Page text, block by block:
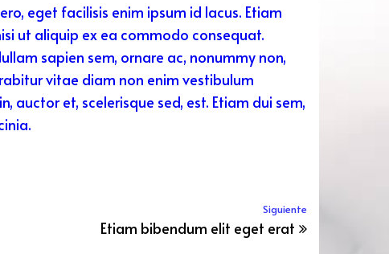
eget facilisis enim ipsum id lacus. Etiam
ut aliquip ex ea commodo consequat.
sapien sem, ornare ac, nonummy non,
vitae diam non enim vestibulum
et, scelerisque sed, est. Etiam dui sem,
Siguiente
Etiam bibendum elit eget erat